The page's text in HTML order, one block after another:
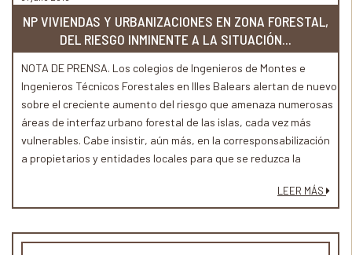
NP VIVIENDAS Y URBANIZACIONES EN ZONA FORESTAL,
DEL RIESGO INMINENTE A LA SITUACIÓN...
NOTA DE PRENSA. Los colegios de Ingenieros de Montes e
Ingenieros Técnicos Forestales en Illes Balears alertan de nuevo
sobre el creciente aumento del riesgo que amenaza numerosas
áreas de interfaz urbano forestal de las islas, cada vez más
vulnerables. Cabe insistir, aún más, en la corresponsabilización
a propietarios y entidades locales para que se reduzca la
autoprotección y organización de la posible evacuación.
LEER MÁS